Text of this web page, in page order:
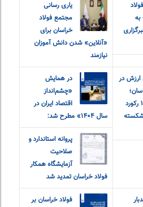
به
یاری رسانی
مجتمع فولاد
خراسان برای
«آنلاین» شدن دانش آموزان
نیازمند
در
مهر ۱۴۰۴ رکورد
شکسته
در همایش
«چشم‌انداز
اقتصاد ایران در
سال ۱۴۰۴» مطرح شد:
پروانه استاندارد و
صلاحیت
آزمایشگاه همکار
فولاد خراسان تمدید شد
فولاد خراسان بر